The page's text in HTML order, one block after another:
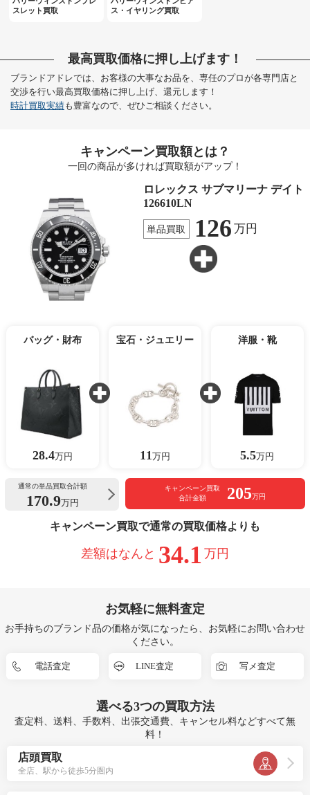
スレット買取
ス・イヤリング買取
最高買取価格に押し上げます！
ブランドアドレでは、お客様の大事なお品を、専任のプロが各専門店と
交渉を行い最高買取価格に押し上げ、還元します！
時計買取実績も豊富なので、ぜひご相談ください。
キャンペーン買取額とは？
一回の商品が多ければ買取額がアップ！
ロレックス サブマリーナ デイト
126610LN
単品買取 126 万円
バッグ・財布
28.4万円
宝石・ジュエリー
11万円
洋服・靴
5.5万円
通常の単品買取合計額
170.9万円
キャンペーン買取
合計金額
205万円
キャンペーン買取で通常の買取価格よりも
差額はなんと 34.1 万円
お気軽に無料査定
お手持ちのブランド品の価格が気になったら、お気軽にお問い合わせ
ください。
電話査定 LINE査定 写メ査定
選べる3つの買取方法
査定料、送料、手数料、出張交通費、キャンセル料などすべて無
料！
店頭買取
全店、駅から徒歩5分圏内